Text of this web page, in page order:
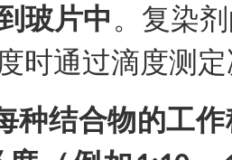
玻片中。复染
时通过滴度测
种结合物的工